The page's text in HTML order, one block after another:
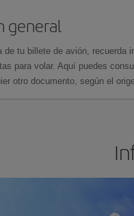
general
de tu billete de avión, recuerda
para volar. Aquí puedes
otro documento, según el